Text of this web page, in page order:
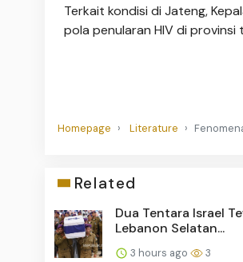
Terkait kondisi di Jateng,
pola penularan HIV di
Homepage Literature
Related
Dua Tentara Israel
Lebanon Selatan...
3 hours ago 3